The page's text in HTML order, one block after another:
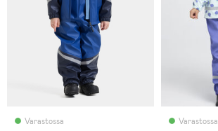
Varastossa Varastossa